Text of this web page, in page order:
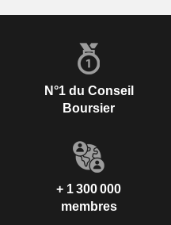
N°1 du Conseil
Boursier
+ 1 300 000
membres